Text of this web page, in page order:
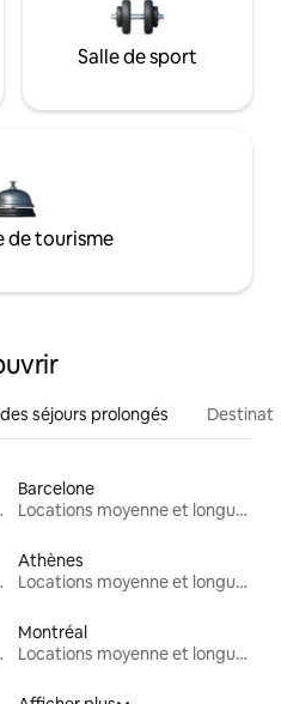
Salle de sport
de tourisme
séjours prolongés
durée
Barcelone
Locations moyenne et longue durée
durée
Athènes
Locations moyenne et longue durée
durée
Montréal
Locations moyenne et longue durée